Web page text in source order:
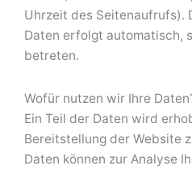
Uhrzeit des Seitenaufrufs).
Daten erfolgt automatisch,
betreten.
Wofür nutzen wir Ihre
Ein Teil der Daten wird
Bereitstellung der Website
Daten können zur Analyse